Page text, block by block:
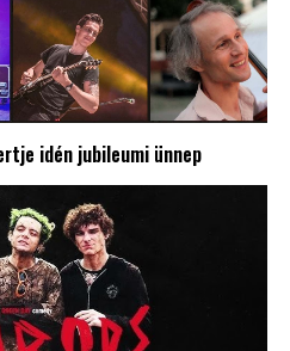
idén jubileumi ünnep